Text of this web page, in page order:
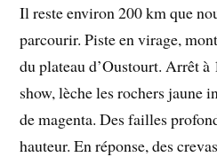
Il reste environ 200 km que
parcourir. Piste en virage,
du plateau d’Oustourt. Arrêt
show, lèche les rochers jaune
de magenta. Des failles
hauteur. En réponse, des